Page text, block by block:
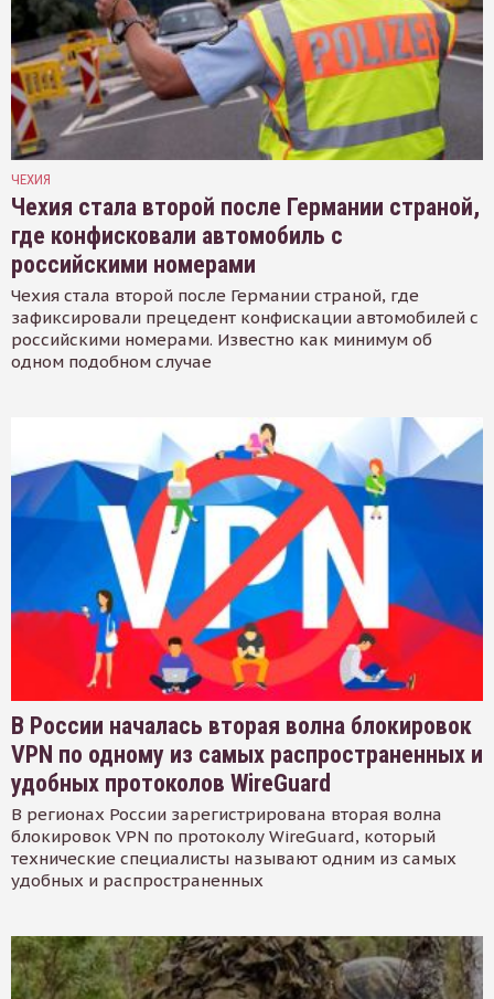
ЧЕХИЯ
Чехия стала второй после Германии страной,
где конфисковали автомобиль с
российскими номерами
Чехия стала второй после Германии страной, где
зафиксировали прецедент конфискации автомобилей с
российскими номерами. Известно как минимум об
одном подобном случае
В России началась вторая волна блокировок
VPN по одному из самых распространенных и
удобных протоколов WireGuard
В регионах России зарегистрирована вторая волна
блокировок VPN по протоколу WireGuard, который
технические специалисты называют одним из самых
удобных и распространенных